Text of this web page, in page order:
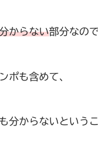
からない部分なの
ポも含めて、
分からないという